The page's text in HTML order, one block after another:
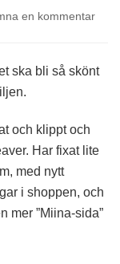
en kommentarpå
full
ska bli så skönt
och klippt och
Har fixat lite
med nytt
i shoppen, och
mer ”Miina-sida”